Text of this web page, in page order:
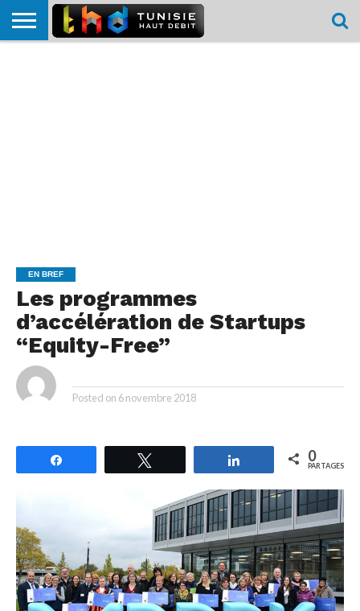
EN BREF
Les programmes
d’accélération de Startups
“Equity-Free”
Posted on 6 novembre 2018
Partagez 0
PARTAGES